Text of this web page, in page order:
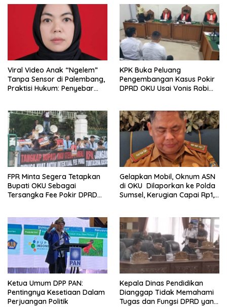
Viral Video Anak “Ngelem”
Tanpa Sensor di Palembang,
Praktisi Hukum: Penyebar
KPK Buka Peluang
Pengembangan Kasus Pokir
DPRD OKU Usai Vonis Robi
FPR Minta Segera Tetapkan
Bupati OKU Sebagai
Tersangka Fee Pokir DPRD
Gelapkan Mobil, Oknum ASN
di OKU Dilaporkan ke Polda
Sumsel, Kerugian Capai Rp1,2
Ketua Umum DPP PAN:
Pentingnya Kesetiaan Dalam
Perjuangan Politik
Kepala Dinas Pendidikan
Dianggap Tidak Memahami
Tugas dan Fungsi DPRD yang